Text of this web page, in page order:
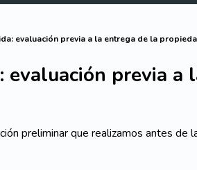
evaluación previa a la entrega de la
previa a
preliminar que realizamos antes de